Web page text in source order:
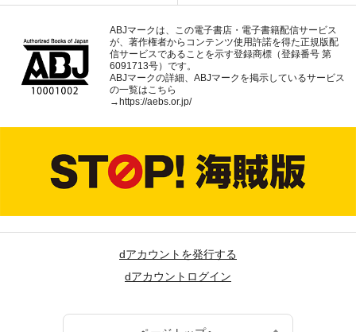
ABJマークは、この電子書店・電子書籍配信サービス
が、著作権者からコンテンツ使用許諾を得た正規版配
信サービスであることを示す登録商標（登録番号 第
6091713号）です。
ABJマークの詳細、ABJマークを掲示しているサービス
の一覧はこちら
→ https://aebs.or.jp/
dアカウントを発行する
dアカウントログイン